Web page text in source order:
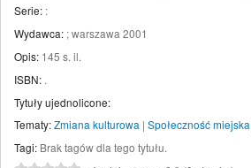
Serie: :
Wydawca: ;warszawa 2001
Opis: 145 s. il.
ISBN: .
Tytuły ujednolicone:
Tematy:Zmiana kulturowa | Społeczność miejska
Tagi: Brak tagów dla tego tytułu.